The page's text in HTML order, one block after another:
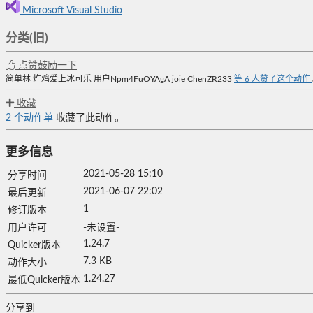
Microsoft Visual Studio
分类(旧)
点赞鼓励一下
简单林 炸鸡爱上冰可乐 用户Npm4FuOYAgA joie ChenZR233 等 6 人赞了这个动作
收藏
2 个动作单 收藏了此动作。
更多信息
分享时间
2021-05-28 15:10
最后更新
2021-06-07 22:02
修订版本
1
用户许可
-未设置-
Quicker版本
1.24.7
动作大小
7.3 KB
最低Quicker版本 1.24.27
分享到